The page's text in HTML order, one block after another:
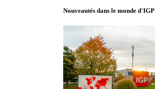
Nouveautés dans le monde d'IGP